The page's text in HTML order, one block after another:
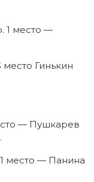
1 место —
Гинькин
— Пушкарев
место — Панина